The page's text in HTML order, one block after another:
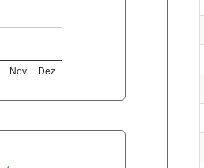
Nov Dez
07-08-2026
07-08-2026